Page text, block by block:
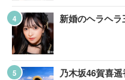
新婚のヘラヘ
乃木坂46賀喜